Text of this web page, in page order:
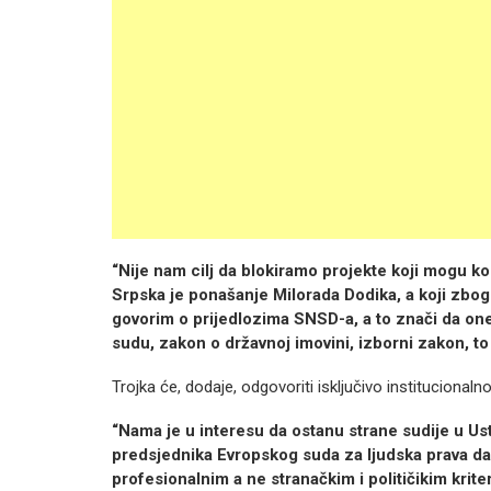
“Nije nam cilj da blokiramo projekte koji mogu
Srpska je ponašanje Milorada Dodika, a koji
govorim o prijedlozima SNSD-a, a to znači da
sudu, zakon o državnoj imovini, izborni zakon,
Trojka će, dodaje, odgovoriti isključivo
“Nama je u interesu da ostanu strane sudije u
predsjednika Evropskog suda za ljudska prava
profesionalnim a ne stranačkim i političikim